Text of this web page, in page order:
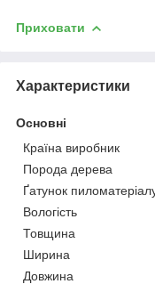
Приховати
Характеристики
Основні
Країна виробник
Порода дерева
Ґатунок
Вологість
Товщина
Ширина
Довжина